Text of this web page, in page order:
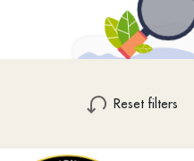
Reset filters